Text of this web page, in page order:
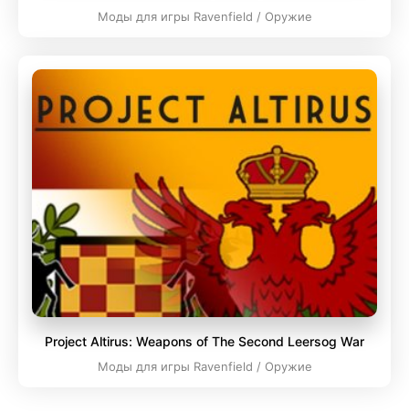
Моды для игры Ravenfield / Оружие
Project Altirus: Weapons of The Second Leersog War
Моды для игры Ravenfield / Оружие